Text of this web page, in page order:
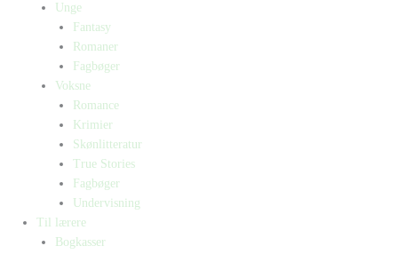
Unge
Fantasy
Romaner
Fagbøger
Voksne
Romance
Krimier
Skønlitteratur
True Stories
Fagbøger
Undervisning
Til lærere
Bogkasser